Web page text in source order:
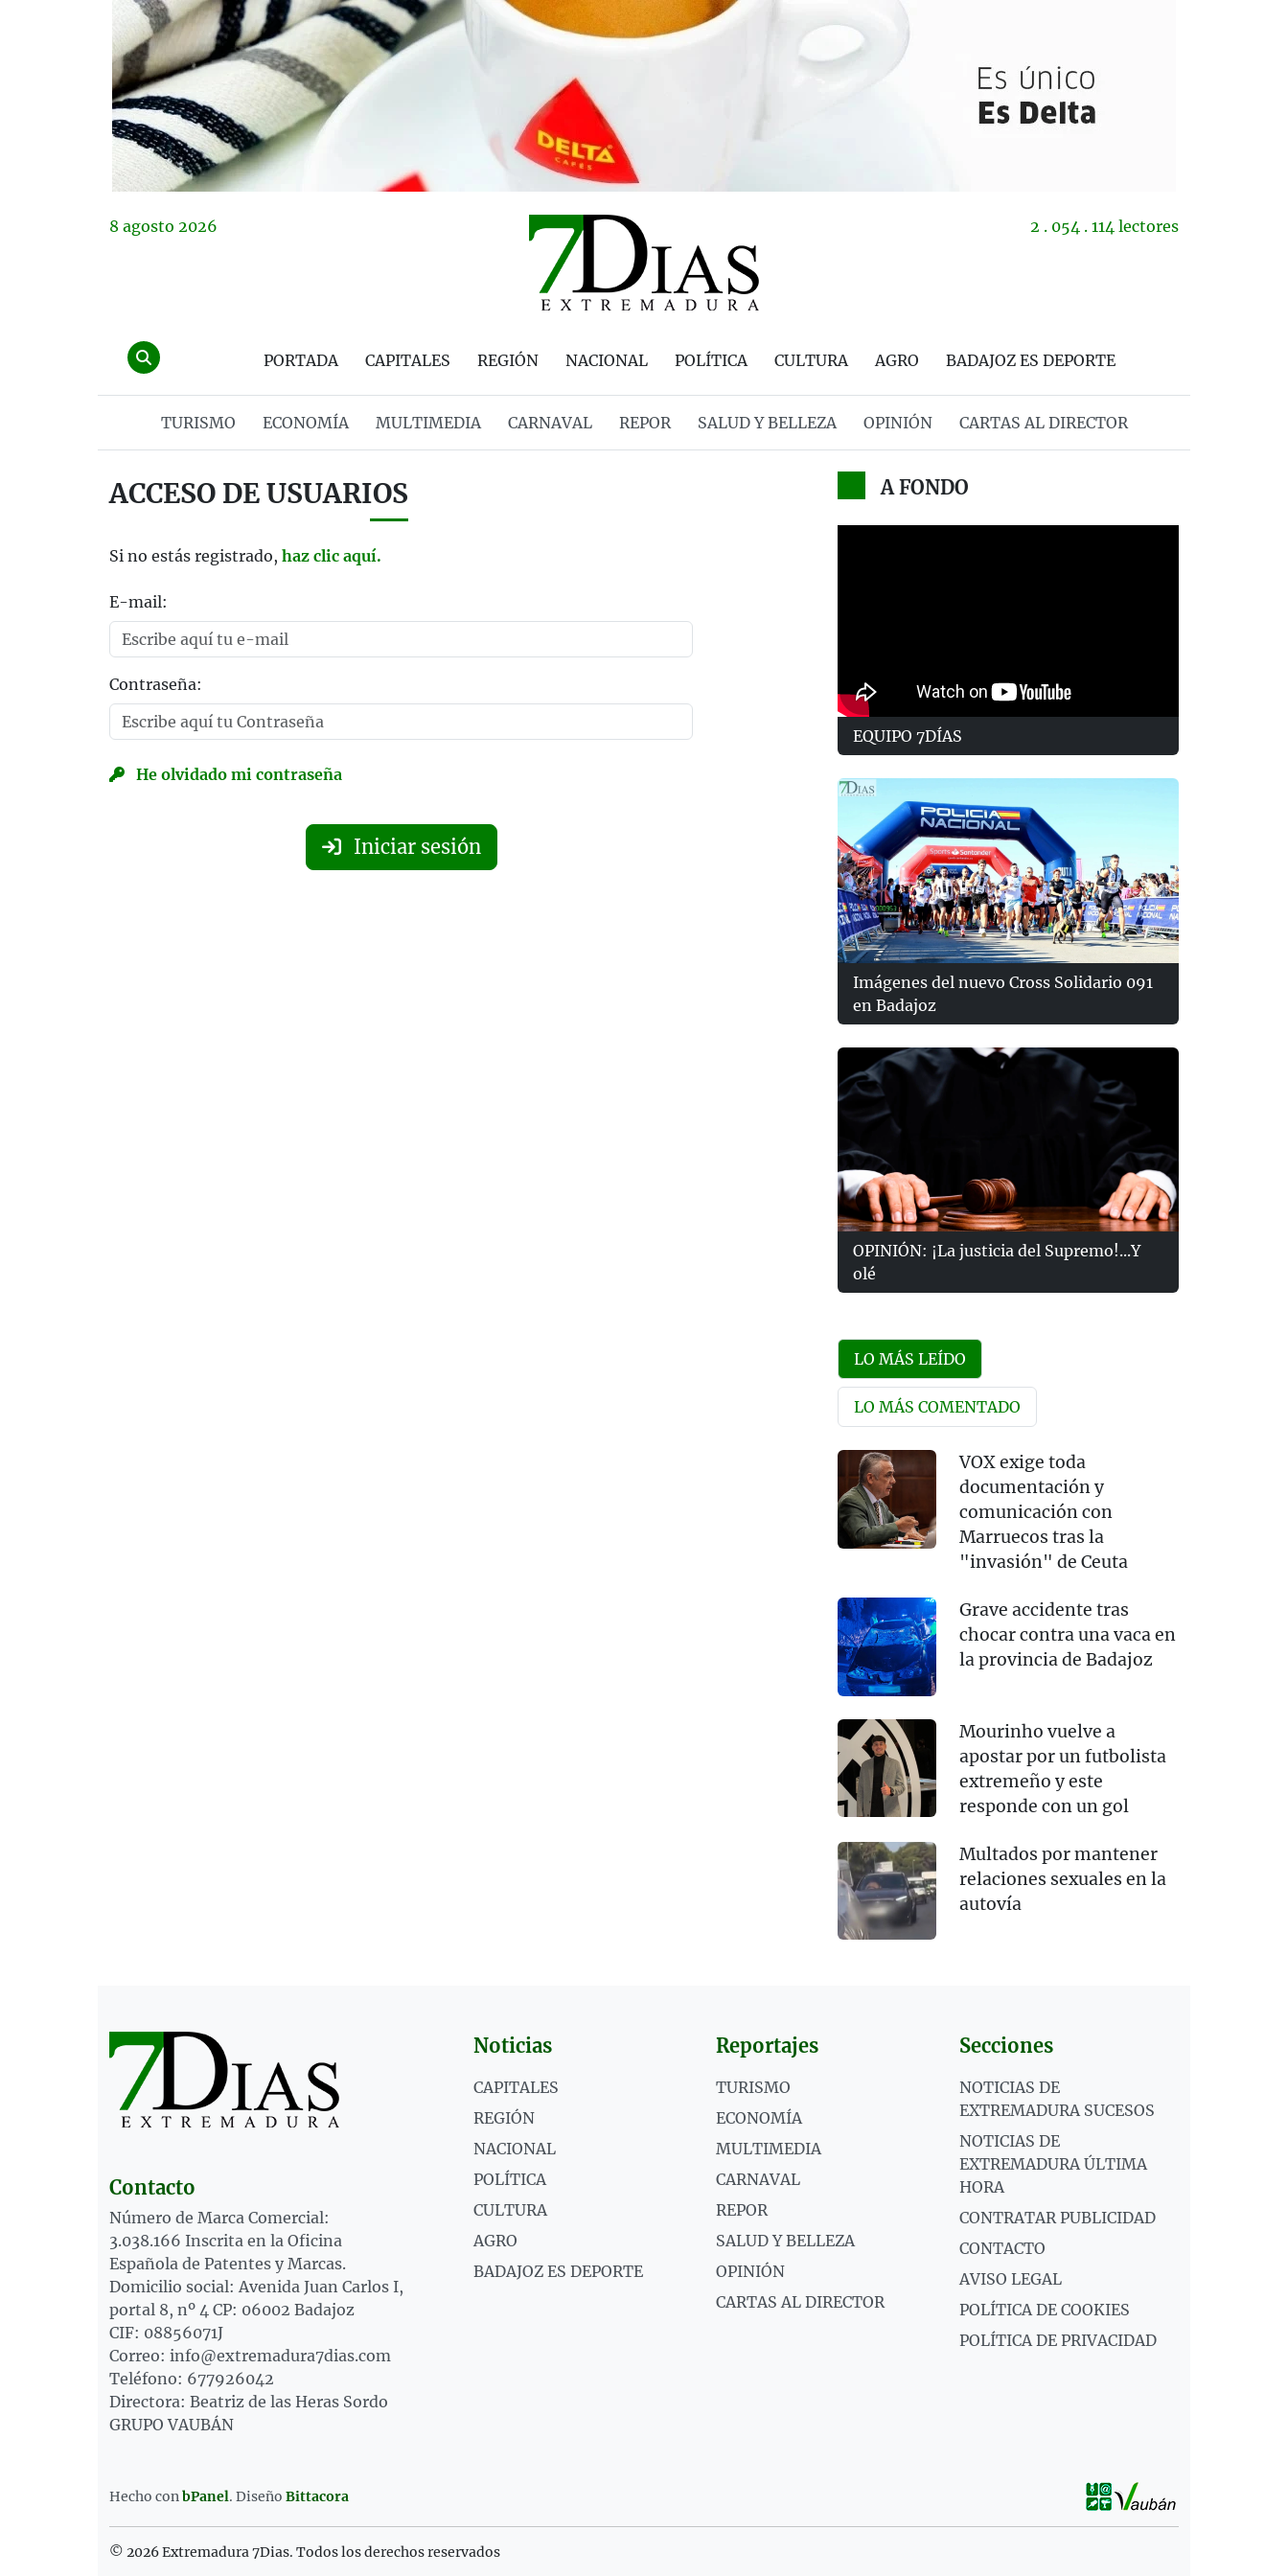
8 agosto 2026 2 . 054 . 114 lectores
PORTADA CAPITALES REGIÓN NACIONAL POLÍTICA CULTURA AGRO BADAJOZ ES DEPORTE
TURISMO ECONOMÍA MULTIMEDIA CARNAVAL REPOR SALUD Y BELLEZA OPINIÓN CARTAS AL DIRECTOR
ACCESO DE USUARIOS
Si no estás registrado, haz clic aquí.
E-mail:
Contraseña:
He olvidado mi contraseña
Iniciar sesión
A FONDO
EQUIPO 7DÍAS
Imágenes del nuevo Cross Solidario 091
en Badajoz
OPINIÓN: ¡La justicia del Supremo!...Y
olé
LO MÁS LEÍDO
LO MÁS COMENTADO
VOX exige toda
documentación y
comunicación con
Marruecos tras la
"invasión" de Ceuta
Grave accidente tras
chocar contra una vaca en
la provincia de Badajoz
Mourinho vuelve a
apostar por un futbolista
extremeño y este
responde con un gol
Multados por mantener
relaciones sexuales en la
autovía
Contacto
Número de Marca Comercial:
3.038.166 Inscrita en la Oficina
Española de Patentes y Marcas.
Domicilio social: Avenida Juan Carlos I,
portal 8, nº 4 CP: 06002 Badajoz
CIF: 08856071J
Correo: info@extremadura7dias.com
Teléfono: 677926042
Directora: Beatriz de las Heras Sordo
GRUPO VAUBÁN
Noticias
CAPITALES
REGIÓN
NACIONAL
POLÍTICA
CULTURA
AGRO
BADAJOZ ES DEPORTE
Reportajes
TURISMO
ECONOMÍA
MULTIMEDIA
CARNAVAL
REPOR
SALUD Y BELLEZA
OPINIÓN
CARTAS AL DIRECTOR
Secciones
NOTICIAS DE
EXTREMADURA SUCESOS
NOTICIAS DE
EXTREMADURA ÚLTIMA
HORA
CONTRATAR PUBLICIDAD
CONTACTO
AVISO LEGAL
POLÍTICA DE COOKIES
POLÍTICA DE PRIVACIDAD
Hecho conbPanel. Diseño Bittacora
© 2026 Extremadura 7Dias. Todos los derechos reservados